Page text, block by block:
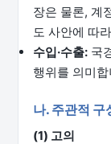
장은 물론, 계
도 사안에 따
수입·수출: 국
행위를 의미
나. 주관적 구
(1) 고의